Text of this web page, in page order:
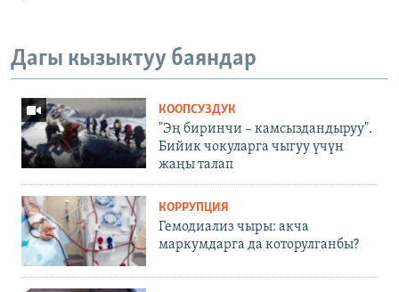
Дагы кызыктуу баяндар
КООПСУЗДУК
"Эң биринчи – камсыздандыруу".
Бийик чокуларга чыгуу үчүн
жаңы талап
КОРРУПЦИЯ
Гемодиализ чыры: акча
маркумдарга да которулганбы?